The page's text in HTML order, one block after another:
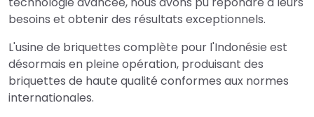
besoins et obtenir des résultats exceptionnels.
L'usine de briquettes complète pour l'Indonésie est
désormais en pleine opération, produisant des
briquettes de haute qualité conformes aux normes
internationales.